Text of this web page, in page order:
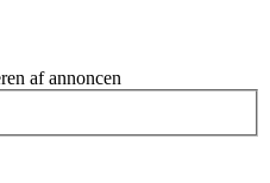
af annoncen